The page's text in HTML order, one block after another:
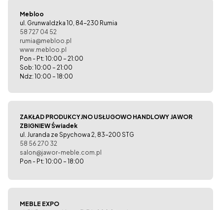
Mebloo
ul. Grunwaldzka 10, 84-230 Rumia
58 727 04 52
rumia@mebloo.pl
www.mebloo.pl
Pon - Pt: 10:00 – 21:00
Sob: 10:00 – 21:00
Ndz: 10:00 – 18:00
ZAKŁAD PRODUKCYJNO USŁUGOWO HANDLOWY JAWOR
ZBIGNIEW Świadek
ul. Juranda ze Spychowa 2, 83-200 STG
58 56 270 32
salon@jawor-meble.com.pl
Pon - Pt: 10:00 – 18:00
MEBLE EXPO